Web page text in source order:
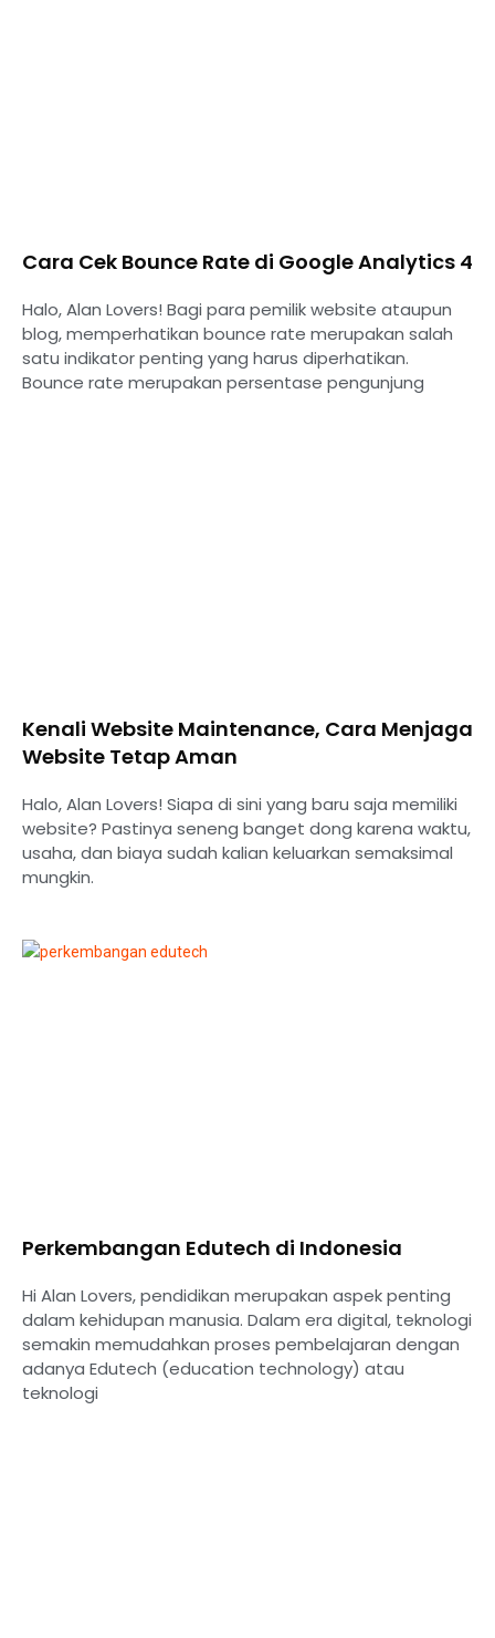
⁠Cara Cek Bounce Rate di Google Analytics 4
Halo, Alan Lovers! Bagi para pemilik website ataupun
blog, memperhatikan bounce rate merupakan salah
satu indikator penting yang harus diperhatikan.
Bounce rate merupakan persentase pengunjung
Kenali Website Maintenance, Cara Menjaga
Website Tetap Aman
Halo, Alan Lovers! Siapa di sini yang baru saja memiliki
website? Pastinya seneng banget dong karena waktu,
usaha, dan biaya sudah kalian keluarkan semaksimal
mungkin.
Perkembangan Edutech di Indonesia
Hi Alan Lovers, pendidikan merupakan aspek penting
dalam kehidupan manusia. Dalam era digital, teknologi
semakin memudahkan proses pembelajaran dengan
adanya Edutech (education technology) atau
teknologi